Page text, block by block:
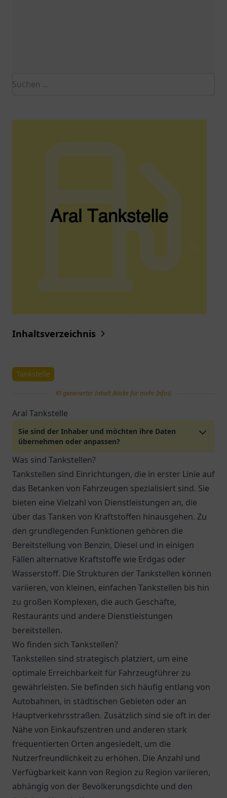
Inhaltsverzeichnis
Tankstelle
KI generierter Inhalt (klicke für mehr Infos)
Aral Tankstelle
Sie sind der Inhaber und möchten ihre Daten
übernehmen oder anpassen?
Was sind Tankstellen?
Tankstellen sind Einrichtungen, die in erster Linie auf
das Betanken von Fahrzeugen spezialisiert sind. Sie
bieten eine Vielzahl von Dienstleistungen an, die
über das Tanken von Kraftstoffen hinausgehen. Zu
den grundlegenden Funktionen gehören die
Bereitstellung von Benzin, Diesel und in einigen
Fällen alternative Kraftstoffe wie Erdgas oder
Wasserstoff. Die Strukturen der Tankstellen können
variieren, von kleinen, einfachen Tankstellen bis hin
zu großen Komplexen, die auch Geschäfte,
Restaurants und andere Dienstleistungen
bereitstellen.
Wo finden sich Tankstellen?
Tankstellen sind strategisch platziert, um eine
optimale Erreichbarkeit für Fahrzeugführer zu
gewährleisten. Sie befinden sich häufig entlang von
Autobahnen, in städtischen Gebieten oder an
Hauptverkehrsstraßen. Zusätzlich sind sie oft in der
Nähe von Einkaufszentren und anderen stark
frequentierten Orten angesiedelt, um die
Nutzerfreundlichkeit zu erhöhen. Die Anzahl und
Verfügbarkeit kann von Region zu Region variieren,
abhängig von der Bevölkerungsdichte und den